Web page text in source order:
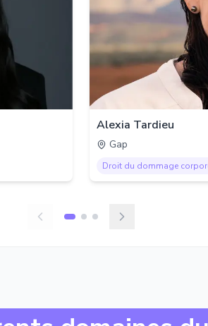
Alexia Tardieu
Gap
Droit du dommage